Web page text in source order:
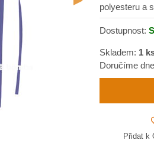
polyesteru a
Dostupnost:
Skladem: 1
Doručíme
Přidat k